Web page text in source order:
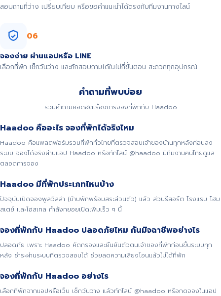
สอบถามที่ว่าง เปรียบเทียบ หรือขอคำแนะนำได้ตรงกับทีมงานทางไลน์
06
จองง่าย ผ่านแอปหรือ LINE
เลือกที่พัก เช็กวันว่าง และทักสอบถามได้ในไม่กี่ขั้นตอน สะดวกทุกอุปกรณ์
คำถามที่พบบ่อย
รวมคำถามยอดฮิตเรื่องการจองที่พักกับ Haadoo
Haadoo คืออะไร จองที่พักได้จริงไหม
Haadoo คือแพลตฟอร์มรวมที่พักทั่วไทยที่ตรวจสอบเจ้าของบ้านทุกหลังก่อนลง
ระบบ จองได้จริงผ่านแอป Haadoo หรือทักไลน์ @haadoo มีทีมงานคนไทยดูแล
ตลอดการจอง
Haadoo มีที่พักประเภทไหนบ้าง
ปัจจุบันเปิดจองพูลวิลล่า (บ้านพักพร้อมสระส่วนตัว) แล้ว ส่วนรีสอร์ต โรงแรม โฮม
สเตย์ และโฮสเทล กำลังทยอยเปิดเพิ่มเร็ว ๆ นี้
จองที่พักกับ Haadoo ปลอดภัยไหม กันมิจฉาชีพอย่างไร
ปลอดภัย เพราะ Haadoo คัดกรองและยืนยันตัวตนเจ้าของที่พักก่อนขึ้นระบบทุก
หลัง ชำระผ่านระบบที่ตรวจสอบได้ ช่วยลดความเสี่ยงโอนแล้วไม่ได้ที่พัก
จองที่พักกับ Haadoo อย่างไร
เลือกที่พักจากแอปหรือเว็บ เช็กวันว่าง แล้วทักไลน์ @haadoo หรือกดจองในแอป